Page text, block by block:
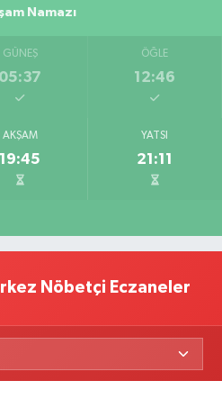
Namazı
GÜNEŞ
05:37
ÖĞLE
12:46
AKŞAM
19:45
YATSI
21:11
Nöbetçi Eczaneler